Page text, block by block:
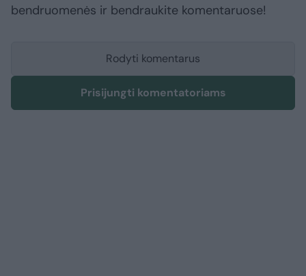
bendruomenės ir bendraukite komentaruose!
Rodyti komentarus
Prisijungti komentatoriams